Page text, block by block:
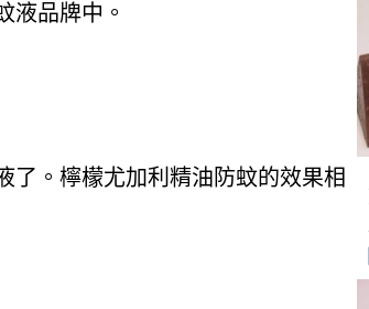
液品牌中 。
了。檸檬尤加利精油防蚊的效果相